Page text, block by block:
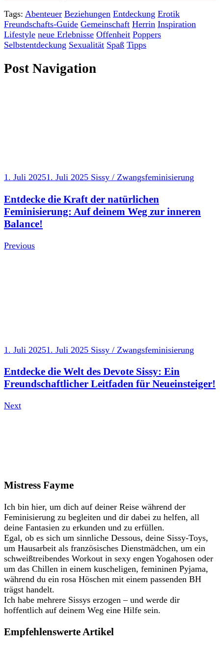
Tags: Abenteuer Beziehungen Entdeckung Erotik
Freundschafts-Guide Gemeinschaft Herrin Inspiration
Lifestyle neue Erlebnisse Offenheit Poppers
Selbstentdeckung Sexualität Spaß Tipps
Post Navigation
1. Juli 20251. Juli 2025 Sissy / Zwangsfeminisierung
Entdecke die Kraft der natürlichen
Feminisierung: Auf deinem Weg zur inneren
Balance!
Previous
1. Juli 20251. Juli 2025 Sissy / Zwangsfeminisierung
Entdecke die Welt des Devote Sissy: Ein
Freundschaftlicher Leitfaden für Neueinsteiger!
Next
Mistress Fayme
Ich bin hier, um dich auf deiner Reise während der
Feminisierung zu begleiten und dir dabei zu helfen, all
deine Fantasien zu erkunden und zu erfüllen.
Egal, ob es sich um sinnliche Dessous, deine Sissy-Toys,
um Hausarbeit als französisches Dienstmädchen, um ein
schweißtreibendes Workout in sexy engen Yogahosen oder
um das Chillen in einem kuscheligen, femininen Pyjama,
während du ein rosa Höschen mit einem passenden BH
trägst handelt.
Ich habe mehrere Sissys erzogen – und werde dir
hoffentlich auf deinem Weg eine Hilfe sein.
Empfehlenswerte Artikel